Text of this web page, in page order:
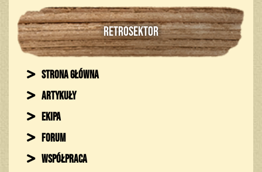
RETROSEKTOR
Strona główna
Artykuły
Ekipa
Forum
Współpraca